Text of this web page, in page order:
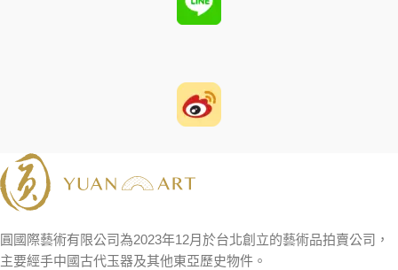
圓國際藝術有限公司為2023年12月於台北創立的藝術品拍賣公司，
主要經手中國古代玉器及其他東亞歷史物件。